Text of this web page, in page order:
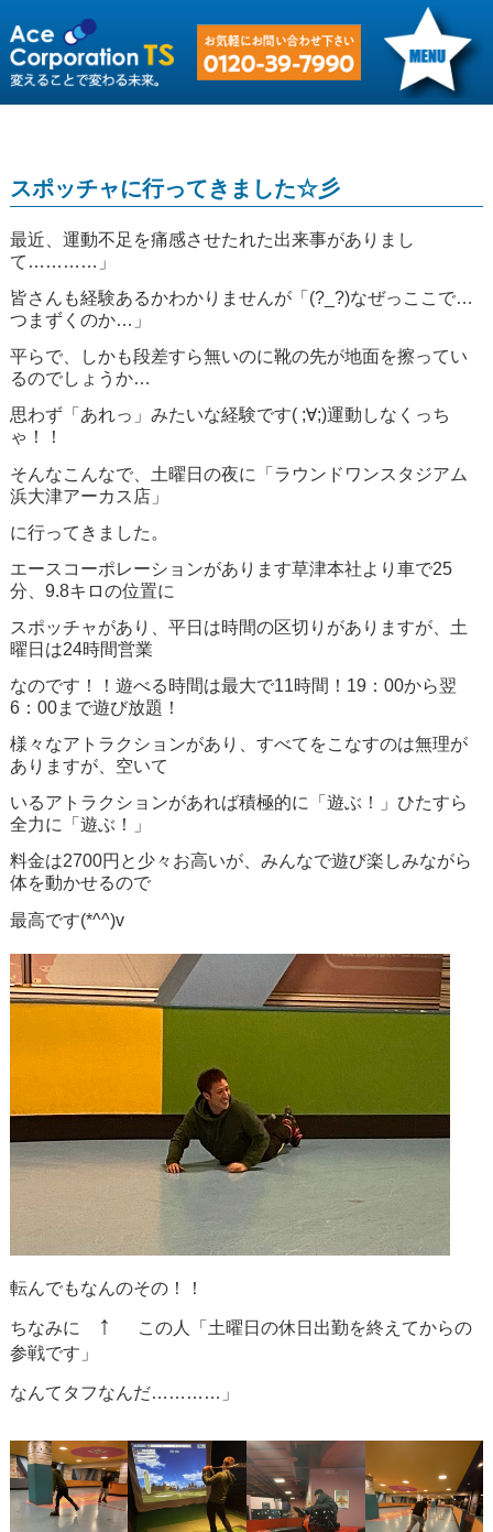
スポッチャに行ってきました☆彡
最近、運動不足を痛感させたれた出来事がありまし
て…………」
皆さんも経験あるかわかりませんが「(?_?)なぜっここで…
つまずくのか…」
平らで、しかも段差すら無いのに靴の先が地面を擦ってい
るのでしょうか…
思わず「あれっ」みたいな経験です( ;∀;)運動しなくっち
ゃ！！
そんなこんなで、土曜日の夜に「ラウンドワンスタジアム
浜大津アーカス店」
に行ってきました。
エースコーポレーションがあります草津本社より車で25
分、9.8キロの位置に
スポッチャがあり、平日は時間の区切りがありますが、土
曜日は24時間営業
なのです！！遊べる時間は最大で11時間！19：00から翌
6：00まで遊び放題！
様々なアトラクションがあり、すべてをこなすのは無理が
ありますが、空いて
いるアトラクションがあれば積極的に「遊ぶ！」ひたすら
全力に「遊ぶ！」
料金は2700円と少々お高いが、みんなで遊び楽しみながら
体を動かせるので
最高です(*^^)v
転んでもなんのその！！
ちなみに ↑
この人「土曜日の休日出勤を終えてからの
参戦です」
なんてタフなんだ…………」